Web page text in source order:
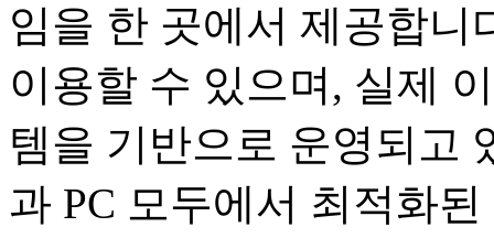
임을 한 곳에서 제공합니
이용할 수 있으며, 실제
템을 기반으로 운영되고
과 PC 모두에서 최적화